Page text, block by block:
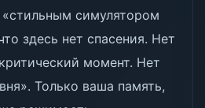
«стильным симулятором
здесь нет спасения. Нет
момент. Нет
Только ваша память,